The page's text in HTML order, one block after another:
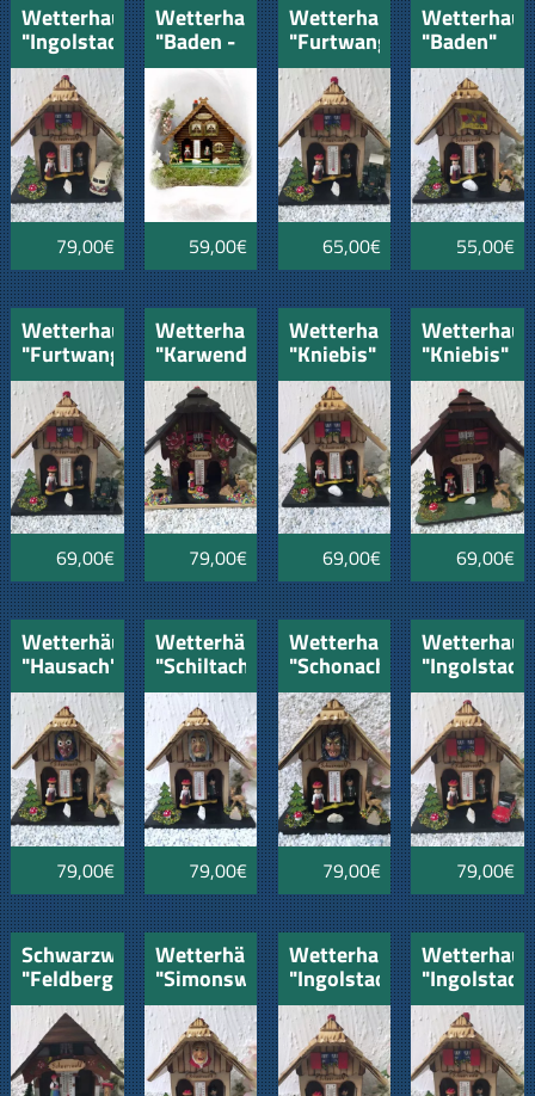
Wetterhaus
"Ingolstadt"
mit VW
Bulli
Samba
rot-
weiss
79,00€
Wetterhaus
"Baden -
Baden"
59,00€
Wetterhaus
"Furtwangen"
mit
Oldtimer
Lanz
Bulldog
mit
Verdeck
65,00€
Wetterhaus
"Baden"
mit
55,00€
Wetterhaus
"Furtwangen"
mit
Oldtimer
Lanz
Bulldog
offen
69,00€
Wetterhaus
"Karwendel"
79,00€
Wetterhaus
"Kniebis"
hell
69,00€
Wetterhaus
"Kniebis"
dunkel
69,00€
Wetterhäusle
"Hausach"
mit Hexe
79,00€
Wetterhäusle
"Schiltach"
mit Hexe
79,00€
Wetterhaus
"Schonach"
mit Hexe
79,00€
Wetterhaus
mit VW
Käfer
Cabrio
rot
79,00€
Schwarzwaldhaus
"Feldberg"
Wetterhäusle
"Simonswald"
mit Hexe
Wetterhaus
"Ingolstadt"
mit VW
Käfer
orange
Wetterhaus
mit VW
Käfer
mintblau